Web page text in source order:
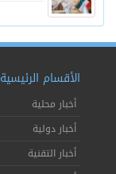
الأقسام الرئيسية
أخبار محلية
أخبار دولية
أخبار التقنية